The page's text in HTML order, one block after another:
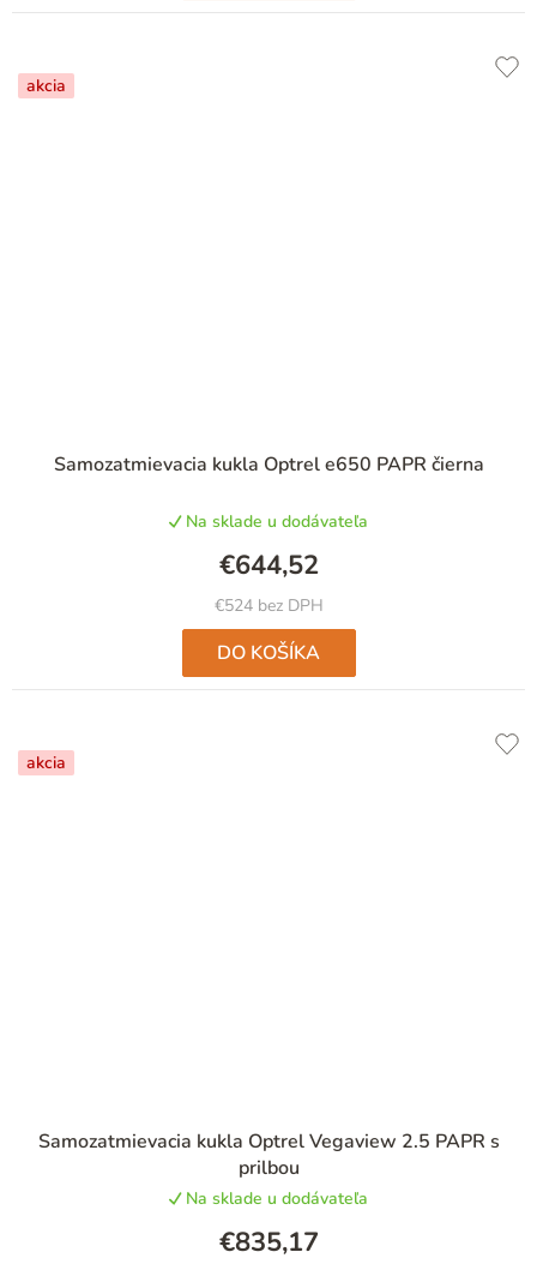
akcia
Samozatmievacia kukla Optrel e650 PAPR čierna
Na sklade u dodávateľa
€524 bez DPH
€644,52
DO KOŠÍKA
akcia
Samozatmievacia kukla Optrel Vegaview 2.5 PAPR s
prilbou
Na sklade u dodávateľa
€835,17